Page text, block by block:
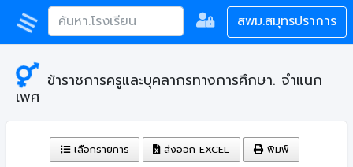
สพม.สมุทรปราการ
ข้าราชการครูและบุคลากรทางการศึกษา. จำแนก
เพศ
เลือกรายการ ส่งออก EXCEL พิมพ์